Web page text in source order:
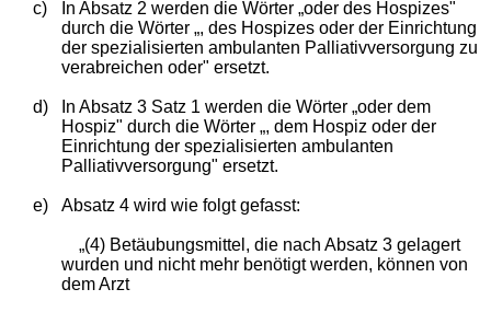
c)
In Absatz 2 werden die Wörter „oder des Hospizes"
durch die Wörter „, des Hospizes oder der Einrichtung
der spezialisierten ambulanten Palliativversorgung zu
verabreichen oder" ersetzt.
d)
In Absatz 3 Satz 1 werden die Wörter „oder dem
Hospiz" durch die Wörter „, dem Hospiz oder der
Einrichtung der spezialisierten ambulanten
Palliativversorgung" ersetzt.
e) Absatz 4 wird wie folgt gefasst:
„(4) Betäubungsmittel, die nach Absatz 3 gelagert
wurden und nicht mehr benötigt werden, können von
dem Arzt